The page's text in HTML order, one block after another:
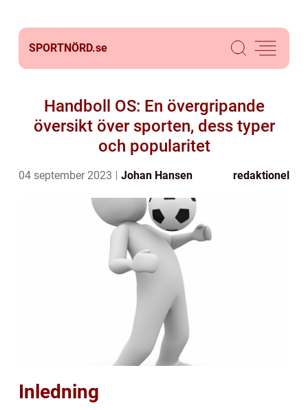
SPORTNÖRD.se
Handboll OS: En övergripande
översikt över sporten, dess typer
och popularitet
04 september 2023 Johan Hansen redaktionel
Inledning